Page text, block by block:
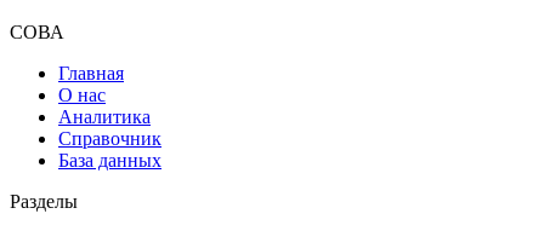
СОВА
Главная
О нас
Аналитика
Справочник
База данных
Разделы